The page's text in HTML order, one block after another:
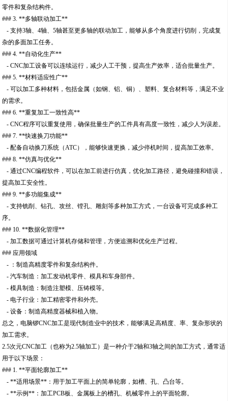
零件和复杂结构件。
### 3. **多轴联动加工**
- 支持3轴、4轴、5轴甚至更多轴的联动加工，能够从多个角度进行切削，完成复
杂的多面加工任务。
### 4. **自动化生产**
- CNC加工设备可以连续运行，减少人工干预，提高生产效率，适合批量生产。
### 5. **材料适应性广**
- 可以加工多种材料，包括金属（如钢、铝、铜）、塑料、复合材料等，满足不业
的需求。
### 6. **重复加工一致性高**
- CNC程序可以重复使用，确保批量生产的工件具有高度一致性，减少人为误差。
### 7. **快速换刀功能**
- 配备自动换刀系统（ATC），能够快速更换，减少停机时间，提高加工效率。
### 8. **仿真与优化**
- 通过CNC编程软件，可以在加工前进行仿真，优化加工路径，避免碰撞和错误，
提高加工安全性。
### 9. **多功能集成**
- 支持铣削、钻孔、攻丝、镗孔、雕刻等多种加工方式，一台设备可完成多种工
序。
### 10. **数据化管理**
- 加工数据可通过计算机存储和管理，方便追溯和优化生产过程。
### 应用领域
- ：制造高精度零件和复杂结构件。
- 汽车制造：加工发动机零件、模具和车身部件。
- 模具制造：制造注塑模、压铸模等。
- 电子行业：加工精密零件和外壳。
- 设备：制造高精度器械和植入物。
总之，电脑锣CNC加工是现代制造业中的技术，能够满足高精度、率、复杂形状的
加工需求。
2.5次元CNC加工（也称为2.5轴加工）是一种介于2轴和3轴之间的加工方式，通常适
用于以下场景：
### 1. **平面轮廓加工**
- **适用场景**：用于加工平面上的简单轮廓，如槽、孔、凸台等。
- **示例**：加工PCB板、金属板上的槽孔、机械零件上的平面轮廓。